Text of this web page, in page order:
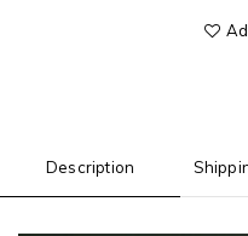
Description